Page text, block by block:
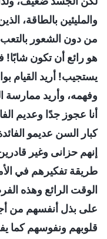
والمليئين بالطاقة،
من دون الشعور
هو رائع أن تكون
يستجيب! أريد القيام
وفهمه، وأريد ممارسة
أنا عجوز جدًا وعديم
كبار السن عديمو
إنهم حزانى وغير
طريقة تفكيرهم في
الوقت الرائع وهذه
على بذل أنفسهم من
قلوبهم ونفوسهم كما